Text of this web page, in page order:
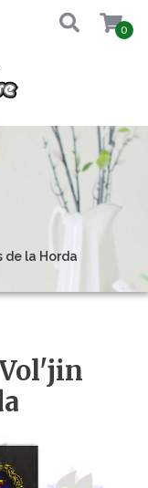
0
de la Horda